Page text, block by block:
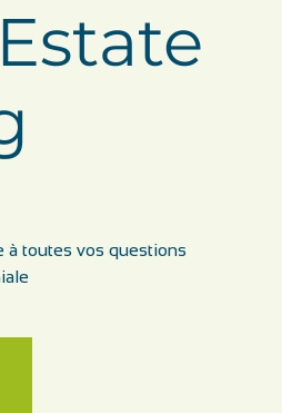
à toutes vos questions